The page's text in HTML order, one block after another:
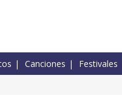
Canciones Festivales